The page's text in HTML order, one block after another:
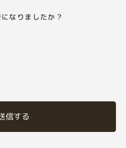
なりましたか？
信する